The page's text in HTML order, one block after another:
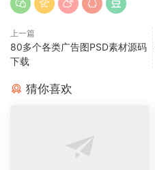
上一篇
80多个各类广告图PSD素材源码
下载
猜你喜欢